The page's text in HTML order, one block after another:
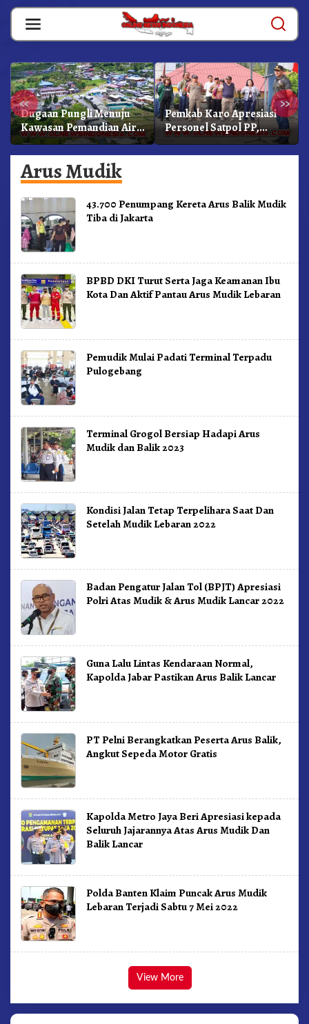
Skip
content
« »
Dugaan Pungli Menuju
Kawasan Pemandian Air
Panas Semangat Gunung
– Doulu Foto Dan
Videokan!
Pemkab Karo Apresiasi
Personel Satpol PP,
Linmas, Dan Pemadam
Kebakaran
Arus Mudik
43.700 Penumpang Kereta Arus Balik Mudik
Tiba di Jakarta
BPBD DKI Turut Serta Jaga Keamanan Ibu
Kota Dan Aktif Pantau Arus Mudik Lebaran
Pemudik Mulai Padati Terminal Terpadu
Pulogebang
Terminal Grogol Bersiap Hadapi Arus
Mudik dan Balik 2023
Kondisi Jalan Tetap Terpelihara Saat Dan
Setelah Mudik Lebaran 2022
Badan Pengatur Jalan Tol (BPJT) Apresiasi
Polri Atas Mudik & Arus Mudik Lancar 2022
Guna Lalu Lintas Kendaraan Normal,
Kapolda Jabar Pastikan Arus Balik Lancar
PT Pelni Berangkatkan Peserta Arus Balik,
Angkut Sepeda Motor Gratis
Kapolda Metro Jaya Beri Apresiasi kepada
Seluruh Jajarannya Atas Arus Mudik Dan
Balik Lancar
Polda Banten Klaim Puncak Arus Mudik
Lebaran Terjadi Sabtu 7 Mei 2022
View More